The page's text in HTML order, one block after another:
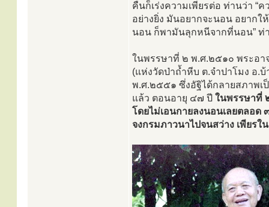
คืนก็เร่งความเพียรต่อ ท่านว่า
อย่างยิ่ง มันอยากจะนอน อยาก
นอน ก็พามันลุกหนีจากที่นอน” ท่
ในพรรษาที่ ๒ พ.ศ.๒๕๑๐ พระอ
(แห่งวัดป่าถ้ำหีบ ต.จำปาโมง อ.
พ.ศ.๒๕๕๑ ซึ่งอัฐิได้กลายสภาพเ
แล้ว ตอนอายุ ๔๗ ปี ในพรรษาที่
โดยไม่เอนกายลงนอนเลยตลอด
จงกรมภาวนาไปจนสว่าง เพียร